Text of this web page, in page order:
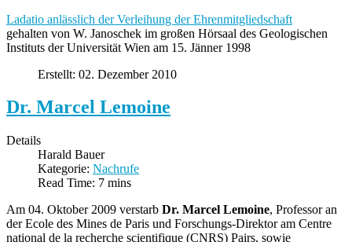
Ladatio anlässlich der Verleihung der Ehrenmitgliedschaft
gehalten von W. Janoschek im großen Hörsaal des Geologischen
Instituts der Universität Wien am 15. Jänner 1998
Erstellt: 02. Dezember 2010
Dr. Marcel Lemoine
Details
Harald Bauer
Kategorie: Nachrufe
Read Time: 7 mins
Am 04. Oktober 2009 verstarb Dr. Marcel Lemoine, Professor an
der Ecole des Mines de Paris und Forschungs-Direktor am Centre
national de la recherche scientifique (CNRS) Pairs, sowie